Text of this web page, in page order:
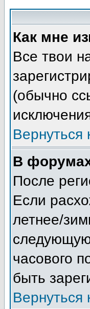
Как мне
Все твои
(обычно
Вернуться
В
После
Если
летнее/
часового
быть
Вернуться